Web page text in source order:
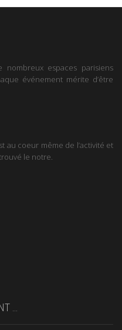
espaces parisiens
événement mérite d’être
au coeur même de l’activité et
le notre.
…